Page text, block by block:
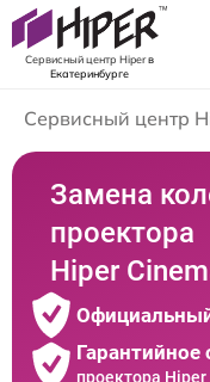
Сервисный центр Hiperв
Екатеринбурге
Сервисный центр
Замена
проектора
Hiper
проектора Hiper